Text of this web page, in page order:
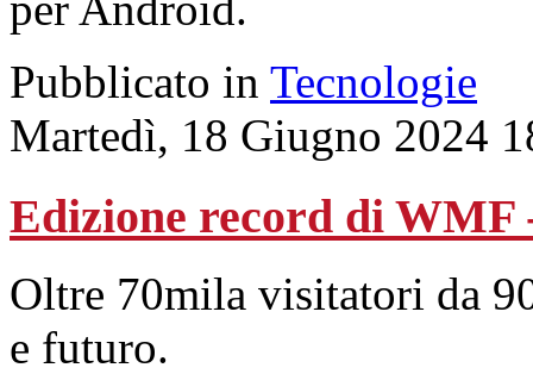
Pubblicato in Tecnologie
Martedì, 18 Giugno 2024
Edizione record di WMF
Oltre 70mila visitatori da
e futuro.